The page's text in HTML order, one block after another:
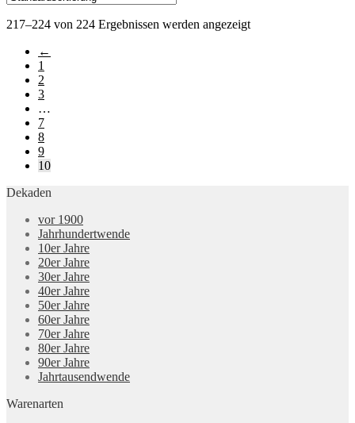
217–224 von 224 Ergebnissen werden angezeigt
←
1
2
3
…
7
8
9
10
Dekaden
vor 1900
Jahrhundertwende
10er Jahre
20er Jahre
30er Jahre
40er Jahre
50er Jahre
60er Jahre
70er Jahre
80er Jahre
90er Jahre
Jahrtausendwende
Warenarten